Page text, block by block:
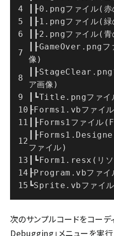
┃┠0.pngファイル(赤
┃┠1.pngファイル(緑
┃┠2.pngファイル(青
┃┠GameOver.pngフ
像)
┃┠StageClear.png
ア画像)
┃┗Title.pngファイ
┠Forms1.vbファイ
┃┠Forms1ファイル
ファイル)
┃┗Form1.resx(リソ
┠Program.vbファイ
┗Sprite.vbファイル
次のサンプルコードをコーデ
Debugging」メニューを実行